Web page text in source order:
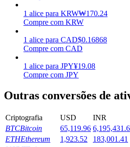
Launchpool
Staking flexível para ganhar
1 alice para KRW₩170.24
Compre com KRW
1 alice para CAD$0.16868
Compre com CAD
1 alice para JPY¥19.08
Compre com JPY
Outras conversões de
Criptografia USD INR
BTCBitcoin 65,119.96
ETHEthereum 1,923.52 183,001.41